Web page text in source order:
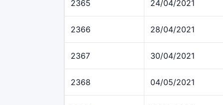
2365 24/04/2021
2366 28/04/2021
2367 30/04/2021
2368 04/05/2021